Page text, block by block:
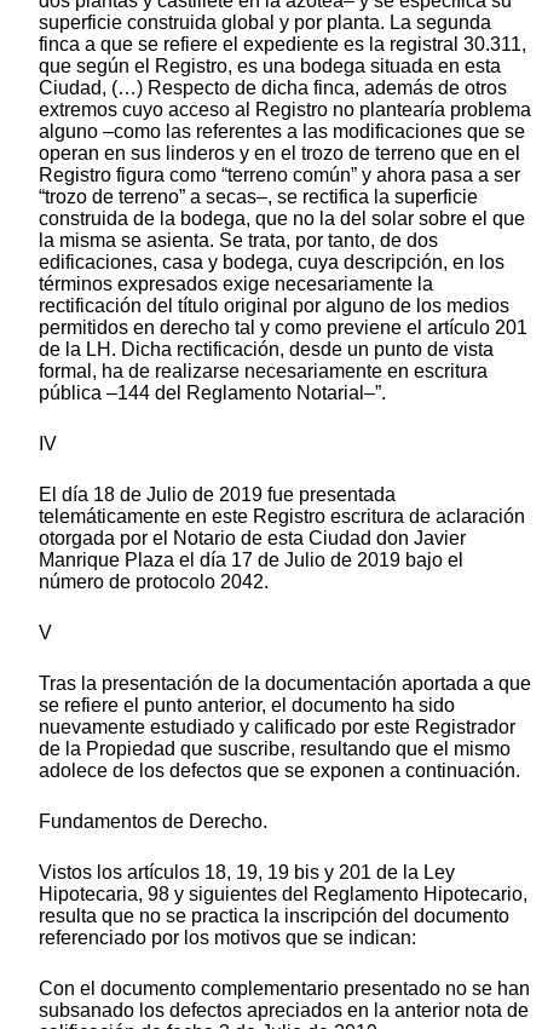
superficie construida global y por planta. La segunda
finca a que se refiere el expediente es la registral 30.311,
que según el Registro, es una bodega situada en esta
Ciudad, (…) Respecto de dicha finca, además de otros
extremos cuyo acceso al Registro no plantearía problema
alguno –como las referentes a las modificaciones que se
operan en sus linderos y en el trozo de terreno que en el
Registro figura como “terreno común” y ahora pasa a ser
“trozo de terreno” a secas–, se rectifica la superficie
construida de la bodega, que no la del solar sobre el que
la misma se asienta. Se trata, por tanto, de dos
edificaciones, casa y bodega, cuya descripción, en los
términos expresados exige necesariamente la
rectificación del título original por alguno de los medios
permitidos en derecho tal y como previene el artículo 201
de la LH. Dicha rectificación, desde un punto de vista
formal, ha de realizarse necesariamente en escritura
pública –144 del Reglamento Notarial–”.
IV
El día 18 de Julio de 2019 fue presentada
telemáticamente en este Registro escritura de aclaración
otorgada por el Notario de esta Ciudad don Javier
Manrique Plaza el día 17 de Julio de 2019 bajo el
número de protocolo 2042.
V
Tras la presentación de la documentación aportada a que
se refiere el punto anterior, el documento ha sido
nuevamente estudiado y calificado por este Registrador
de la Propiedad que suscribe, resultando que el mismo
adolece de los defectos que se exponen a continuación.
Fundamentos de Derecho.
Vistos los artículos 18, 19, 19 bis y 201 de la Ley
Hipotecaria, 98 y siguientes del Reglamento Hipotecario,
resulta que no se practica la inscripción del documento
referenciado por los motivos que se indican:
Con el documento complementario presentado no se han
subsanado los defectos apreciados en la anterior nota de